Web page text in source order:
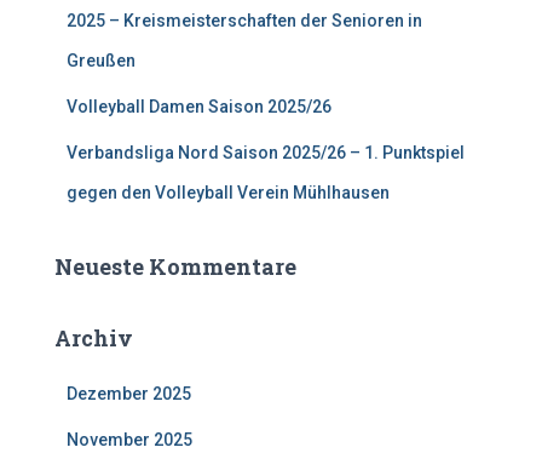
2025 – Kreismeisterschaften der Senioren in
Greußen
Volleyball Damen Saison 2025/26
Verbandsliga Nord Saison 2025/26 – 1. Punktspiel
gegen den Volleyball Verein Mühlhausen
Neueste Kommentare
Archiv
Dezember 2025
November 2025